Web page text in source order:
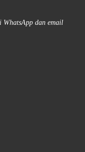
WhatsApp dan email